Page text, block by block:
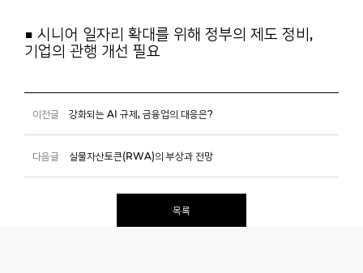
■ 시니어 일자리 확대를 위해 정부의 제도 정비,
기업의 관행 개선 필요
이전글 강화되는 AI 규제, 금융업의 대응은?
다음글 실물자산토큰(RWA)의 부상과 전망
목록